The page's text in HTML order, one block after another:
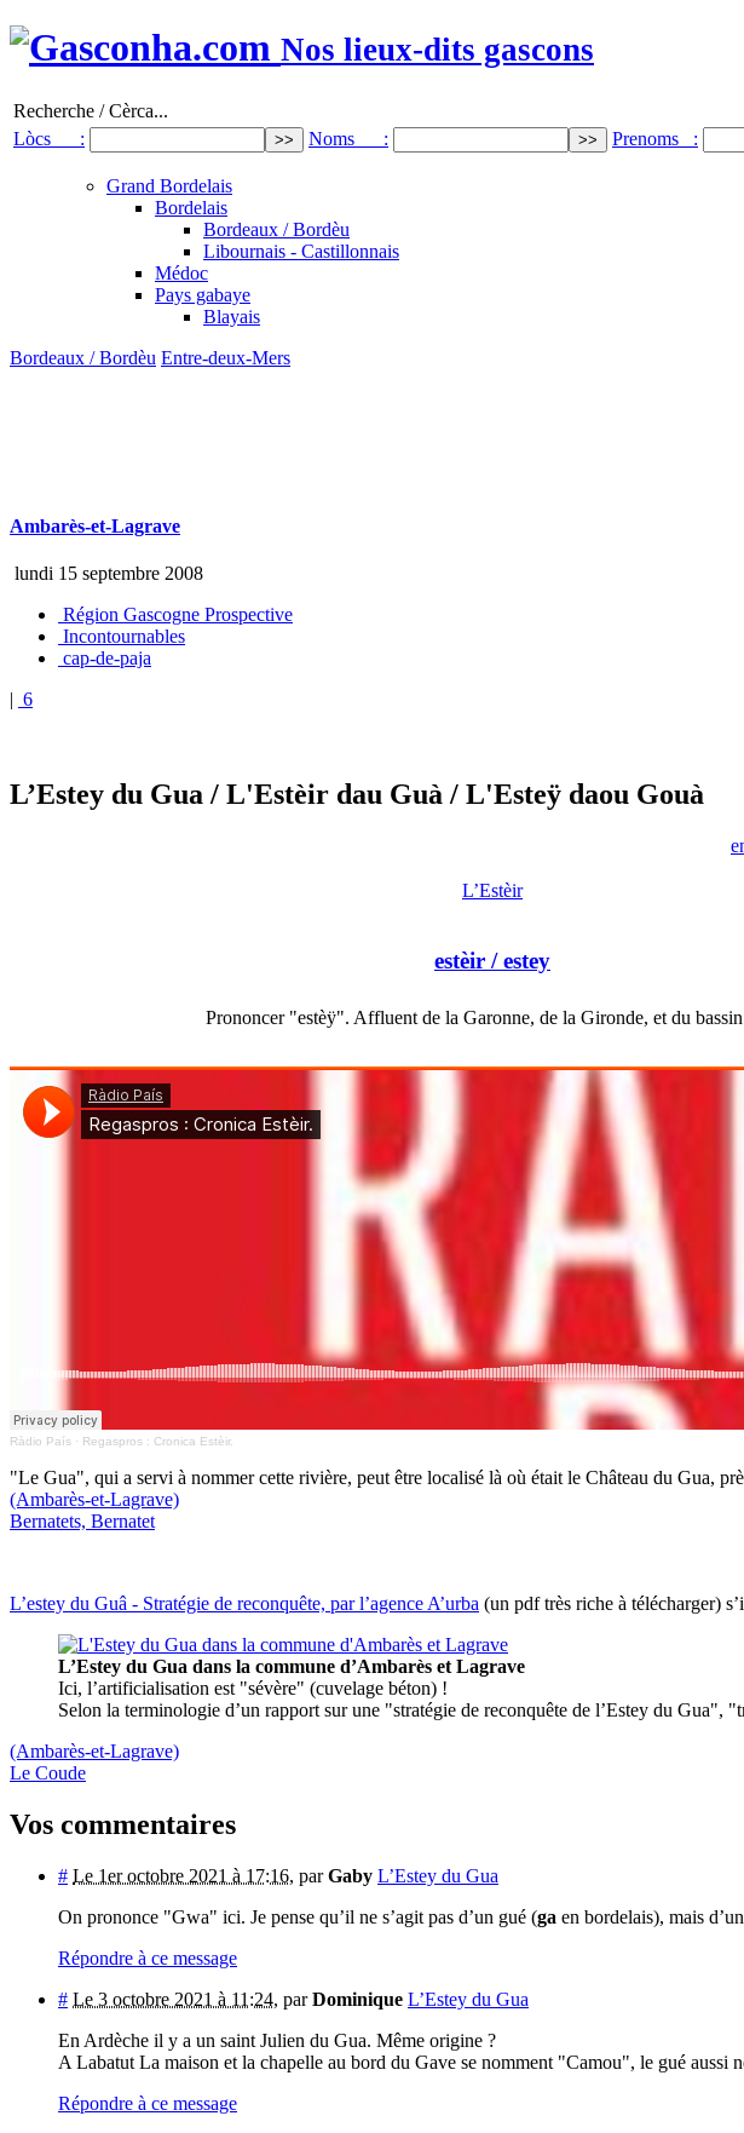
Nos lieux-dits gascons
Recherche / Cèrca...
Lòcs :
Noms : Prenoms :
Grand Bordelais
Bordelais
Bordeaux / Bordèu
Libournais - Castillonnais
Médoc
Pays gabaye
Blayais
Bordeaux / Bordèu Entre-deux-Mers
Ambarès-et-Lagrave
lundi 15 septembre 2008
Région Gascogne Prospective
Incontournables
cap-de-paja
| 6
L’Estey du Gua / L'Estèir dau Guà / L'Esteÿ daou Gouà
L’Estèir
estèir / estey
Prononcer "estèÿ". Affluent de la Garonne, de la Gironde, et du
Ràdio País · Regaspros : Cronica Estèir.
"Le Gua", qui a servi à nommer cette rivière, peut être localisé là où était le Château du Gua,
(Ambarès-et-Lagrave)
Bernatets, Bernatet
L’estey du Guâ - Stratégie de reconquête, par l’agence A’urba (un pdf très riche à télécharger)
L’Estey du Gua dans la commune d’Ambarès et Lagrave
Ici, l’artificialisation est "sévère" (cuvelage béton) !
Selon la terminologie d’un rapport sur une "stratégie de reconquête de l’Estey du Gua",
(Ambarès-et-Lagrave)
Le Coude
Vos commentaires
# Le 1er octobre 2021 à 17:16, parGaby L’Estey du Gua
On prononce "Gwa" ici. Je pense qu’il ne s’agit pas d’un gué (ga en bordelais), mais
Répondre à ce message
# Le 3 octobre 2021 à 11:24, parDominique L’Estey du Gua
En Ardèche il y a un saint Julien du Gua. Même origine ?
A Labatut La maison et la chapelle au bord du Gave se nomment "Camou", le gué aussi
Répondre à ce message